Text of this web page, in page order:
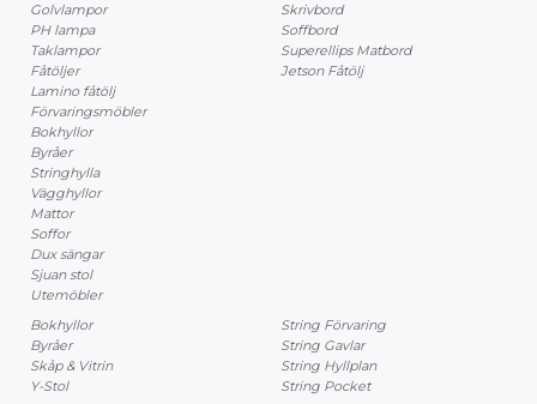
Golvlampor
PH lampa
Taklampor
Fåtöljer
Lamino fåtölj
Förvaringsmöbler
Bokhyllor
Byråer
Stringhylla
Vägghyllor
Mattor
Soffor
Dux sängar
Sjuan stol
Utemöbler
Skrivbord
Soffbord
Superellips Matbord
Jetson Fåtölj
Bokhyllor
Byråer
Skåp & Vitrin
Y-Stol
String Förvaring
String Gavlar
String Hyllplan
String Pocket